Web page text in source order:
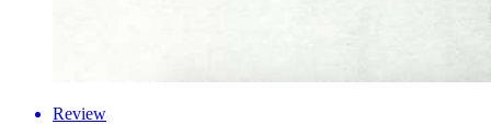
Review